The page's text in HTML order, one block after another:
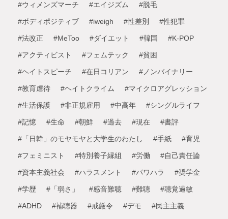
#ウィメンズマーチ #エイジズム #脱毛
#ボディポジティブ #iweigh #性差別 #性犯罪
#法改正 #MeToo #ダイエット #韓国 #K-POP
#アクティビスト #フェムテック #貧困
#ヘイトスピーチ #在日コリアン #ノンバイナリー
#教育虐待 #ヘイトクライム #マイクロアグレッション
#生活保護 #非正規雇用 #中高年 #シングルライフ
#記憶 #生命 #朝鮮 #過去 #現在 #書評
#「日韓」のモヤモヤと大学生のわたし #手紙 #育児
#フェミニスト #特別養子縁組 #労働 #自己責任論
#資本主義社会 #ハラスメント #パワハラ #奨学金
#学歴 #「弱さ」 #感音難聴 #難聴 #聴覚過敏
#ADHD #補聴器 #戒厳令 #デモ #民主主義